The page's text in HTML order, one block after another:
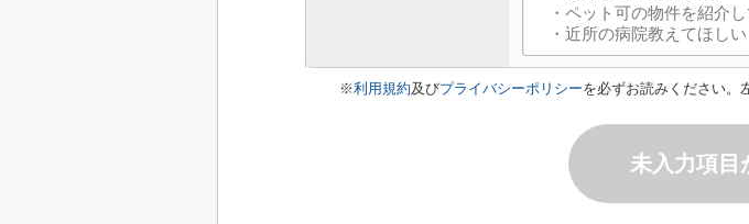
※利用規約及びプライバシーポリシーを必ずお読みください。
未入力項目